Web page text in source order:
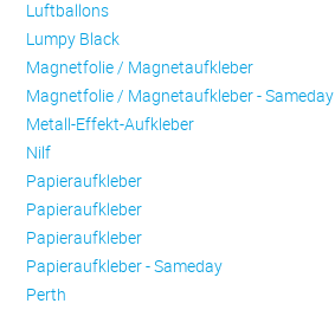
Luftballons
Lumpy Black
Magnetfolie / Magnetaufkleber
Magnetfolie / Magnetaufkleber - Sameday
Metall-Effekt-Aufkleber
Nilf
Papieraufkleber
Papieraufkleber
Papieraufkleber
Papieraufkleber - Sameday
Perth